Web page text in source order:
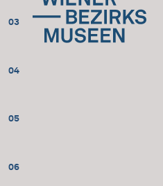
03
04
05
06